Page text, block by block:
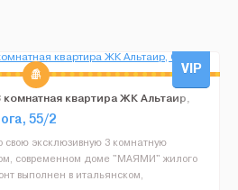
VIP
комнатная квартира ЖК Альтаир,
55/2
свою эксклюзивную 3 комнатную
современном доме "МАЯМИ" жилого
выполнен в итальянском,